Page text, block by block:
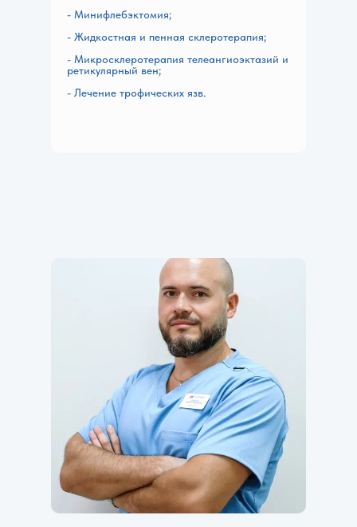
- Минифлебэктомия;
- Жидкостная и пенная склеротерапия;
- Микросклеротерапия телеангиоэктазий и
ретикулярный вен;
- Лечение трофических язв.